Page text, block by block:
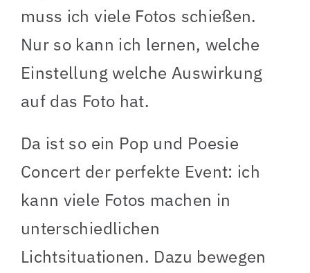
muss ich viele Fotos schießen.
Nur so kann ich lernen, welche
Einstellung welche Auswirkung
auf das Foto hat.
Da ist so ein Pop und Poesie
Concert der perfekte Event: ich
kann viele Fotos machen in
unterschiedlichen
Lichtsituationen. Dazu bewegen